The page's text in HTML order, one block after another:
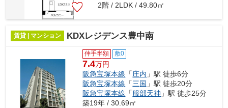
2階 / 2LDK / 49.80㎡
賃貸 | マンション KDXレジデンス豊中南
仲手半額 敷0
7.4万円
阪急宝塚本線 「庄内 」駅 徒歩6分
阪急宝塚本線 「三国 」駅 徒歩20分
阪急宝塚本線 「服部天神 」駅 徒歩25分
築19年 / 30.69㎡